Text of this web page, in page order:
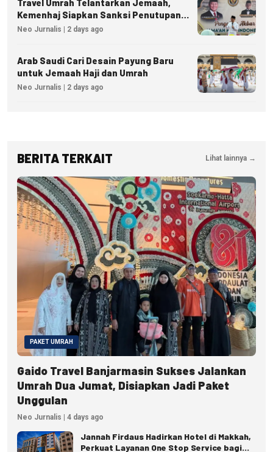
Travel Umrah Telantarkan Jemaah,
Kemenhaj Siapkan Sanksi Penutupan
Izin hingga Pidana
Neo Jurnalis | 2 days ago
Arab Saudi Cari Desain Payung Baru
untuk Jemaah Haji dan Umrah
Neo Jurnalis | 2 days ago
BERITA TERKAIT Lihat lainnya →
PAKET UMRAH
Gaido Travel Banjarmasin Sukses Jalankan
Umrah Dua Jumat, Disiapkan Jadi Paket
Unggulan
Neo Jurnalis | 4 days ago
Jannah Firdaus Hadirkan Hotel di Makkah,
Perkuat Layanan One Stop Service bagi